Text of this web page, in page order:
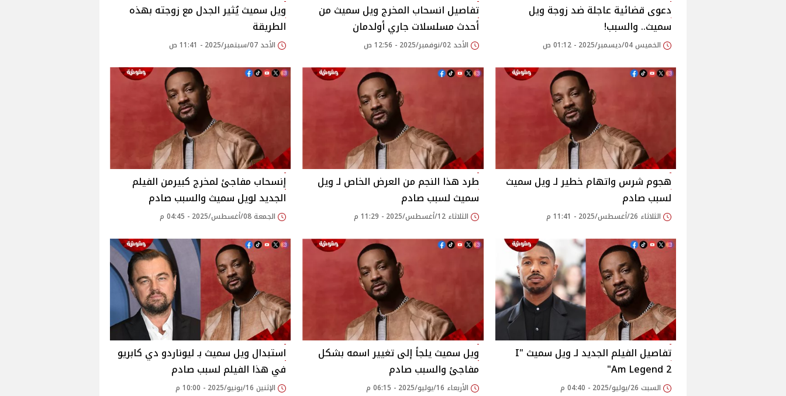
دعوى قضائية عاجلة ضد زوجة ويل
سميث.. والسبب!
الخميس 04/ديسمبر/2025 - 01:12 ص
تفاصيل انسحاب المخرج ويل سميث من
أحدث مسلسلات جاري أولدمان
الأحد 02/نوفمبر/2025 - 12:56 ص
ويل سميث يُثير الجدل مع زوجته بهذه
الطريقة
الأحد 07/سبتمبر/2025 - 11:41 ص
هجوم شرس واتهام خطير لـ ويل سميث
لسبب صادم
الثلاثاء 26/أغسطس/2025 - 11:41 م
طرد هذا النجم من العرض الخاص لـ ويل
سميث لسبب صادم
الثلاثاء 12/أغسطس/2025 - 11:29 م
إنسحاب مفاجئ لمخرج كبيرمن الفيلم
الجديد لويل سميث والسبب صادم
الجمعة 08/أغسطس/2025 - 04:45 م
تفاصيل الفيلم الجديد لـ ويل سميث "I
Am Legend 2"
السبت 26/يوليو/2025 - 04:40 م
ويل سميث يلجأ إلى تغيير اسمه بشكل
مفاجئ والسبب صادم
الأربعاء 16/يوليو/2025 - 06:15 م
استبدال ويل سميث بـ ليوناردو دي كابريو
في هذا الفيلم لسبب صادم
الإثنين 16/يونيو/2025 - 10:00 م